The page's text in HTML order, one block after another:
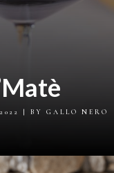
| BY GALLO NERO